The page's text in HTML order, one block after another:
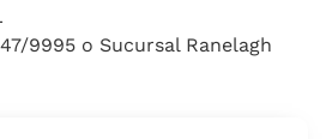
9995 o Sucursal Ranelagh